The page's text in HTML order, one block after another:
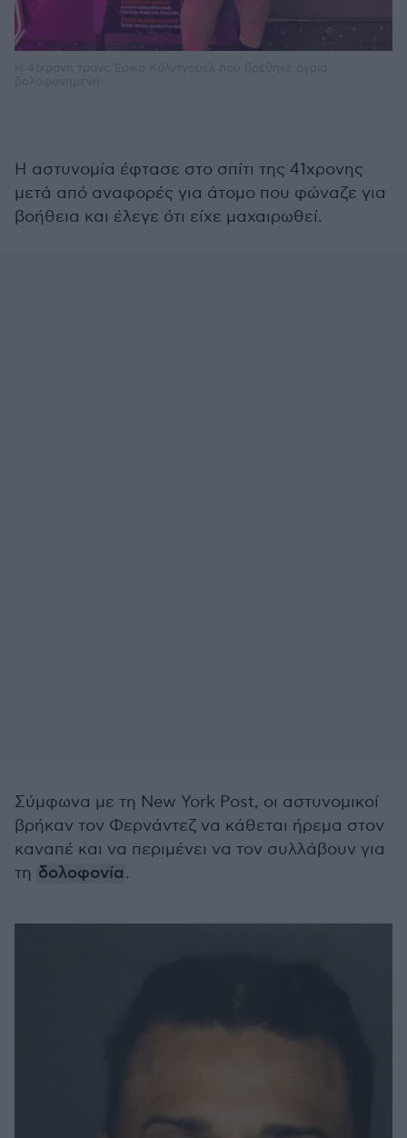
Η αστυνομία έφτασε στο σπίτι της 41χρονης
μετά από αναφορές για άτομο που φώναζε για
βοήθεια και έλεγε ότι είχε μαχαιρωθεί.
Σύμφωνα με τη New York Post, οι αστυνομικοί
βρήκαν τον Φερνάντεζ να κάθεται ήρεμα στον
καναπέ και να περιμένει να τον συλλάβουν για
τη δολοφονία.